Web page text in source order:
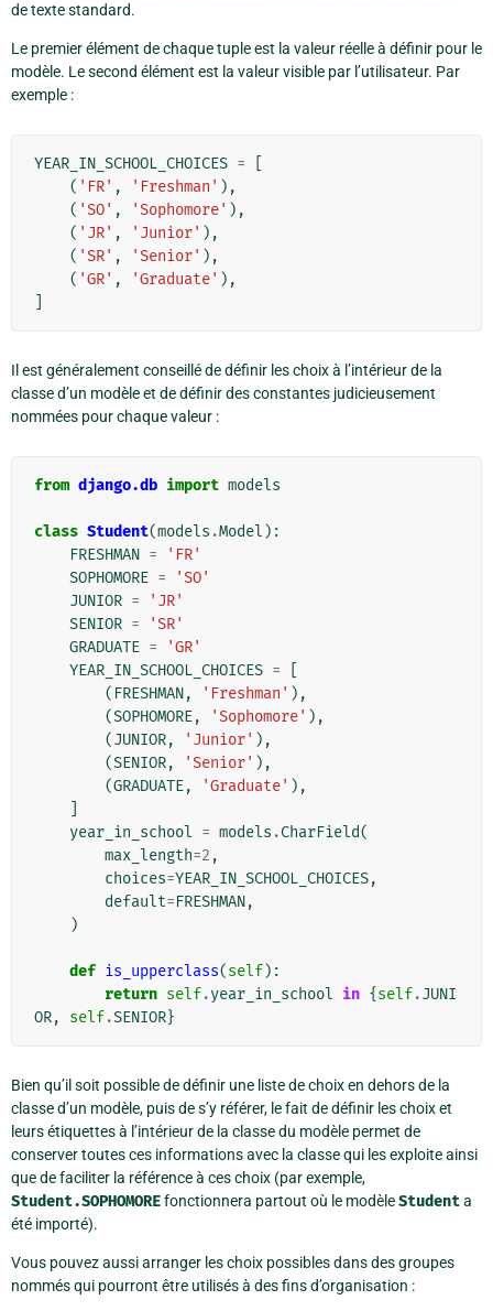
de texte standard.
Le premier élément de chaque tuple est la valeur réelle à définir pour le
modèle. Le second élément est la valeur visible par l’utilisateur. Par
exemple :
YEAR_IN_SCHOOL_CHOICES =
( 'FR' , 'Freshman' ),
( 'SO' , 'Sophomore' ),
( 'JR' , 'Junior' ),
( 'SR' , 'Senior' ),
( 'GR' , 'Graduate' ),
Il est généralement conseillé de définir les choix à l’intérieur de la
classe d’un modèle et de définir des constantes judicieusement
nommées pour chaque valeur :
from django.db import models
class Student(models .Model ):
FRESHMAN =
'FR'
SOPHOMORE =
'SO'
JUNIOR =
'JR'
SENIOR =
'SR'
GRADUATE =
'GR'
YEAR_IN_SCHOOL_CHOICES =
( FRESHMAN, 'Freshman' ),
(SOPHOMORE, 'Sophomore' ),
(JUNIOR, 'Junior' ),
(SENIOR, 'Senior' ),
(GRADUATE, 'Graduate' ),
year_in_school = models .CharField(
max_length=2 ,
choices=YEAR_IN_SCHOOL_CHOICES,
default=FRESHMAN,
)
def is_upperclass(self):
return self.year_in_school in {self.JUNI
OR, self.SENIOR}
Bien qu’il soit possible de définir une liste de choix en dehors de la
classe d’un modèle, puis de s’y référer, le fait de définir les choix et
leurs étiquettes à l’intérieur de la classe du modèle permet de
conserver toutes ces informations avec la classe qui les exploite ainsi
que de faciliter la référence à ces choix (par exemple,
Student.SOPHOMOREfonctionnera partout où le modèleStudenta
été importé).
Vous pouvez aussi arranger les choix possibles dans des groupes
nommés qui pourront être utilisés à des fins d’organisation :